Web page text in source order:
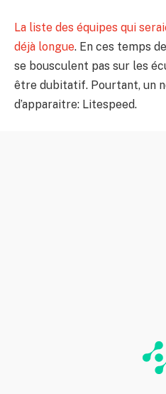
La liste des équipes qui
déjà longue. En ces temps
se bousculent pas sur les
être dubitatif. Pourtant, un
d’apparaitre: Litespeed.